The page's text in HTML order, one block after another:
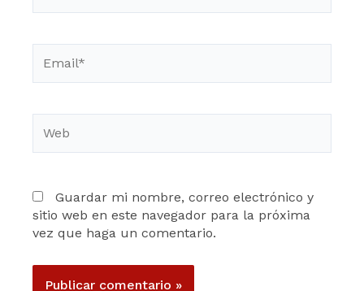
Guardar mi nombre, correo electrónico y
sitio web en este navegador para la próxima
vez que haga un comentario.